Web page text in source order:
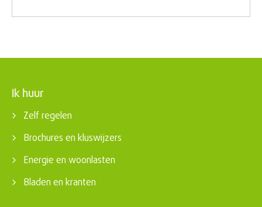
Contactinformatie
Ik huur
Zelf regelen
Brochures en kluswijzers
Energie en woonlasten
Bladen en kranten